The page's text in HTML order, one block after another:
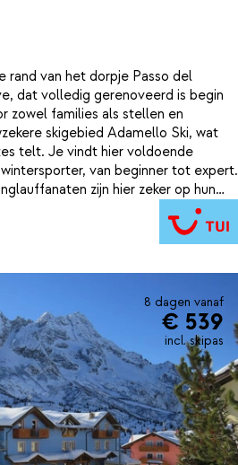
rand van het dorpje Passo del
dat volledig gerenoveerd is begin
zowel families als stellen en
skigebied Adamello Ski, wat
telt. Je vindt hier voldoende
van beginner tot expert.
zijn hier zeker op hun
wandelroutes en langlaufloipes.
ligging op slechts 200 meter van
naar toe loopt. Eenmaal terug in
Dit is wintersport op z’n
8 dagen vanaf
€ 539
incl. skipas